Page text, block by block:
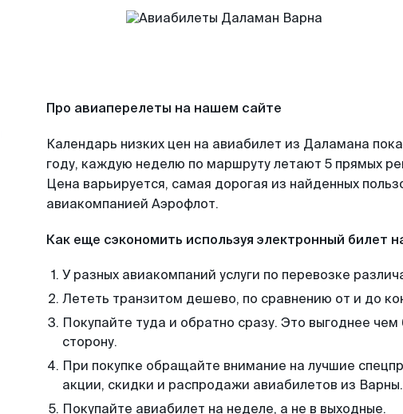
Про авиаперелеты на нашем сайте
Календарь низких цен на авиабилет из Даламана
году, каждую неделю по маршруту летают 5 прямых
Цена варьируется, самая дорогая из найденных
авиакомпанией Аэрофлот.
Как еще сэкономить используя электронный билет
У разных авиакомпаний услуги по перевозке
Лететь транзитом дешево, по сравнению от и до
Покупайте туда и обратно сразу. Это выгоднее
сторону.
При покупке обращайте внимание на лучшие
акции, скидки и распродажи авиабилетов из Варны.
Покупайте авиабилет на неделе, а не в выходные.